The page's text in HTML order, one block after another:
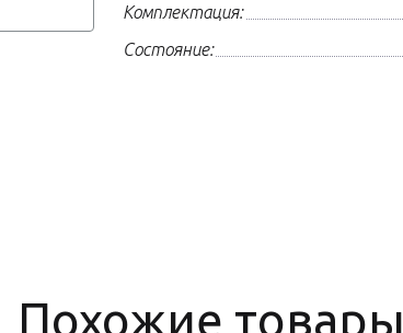
Комплектация:
Состояние:
Похожие товары